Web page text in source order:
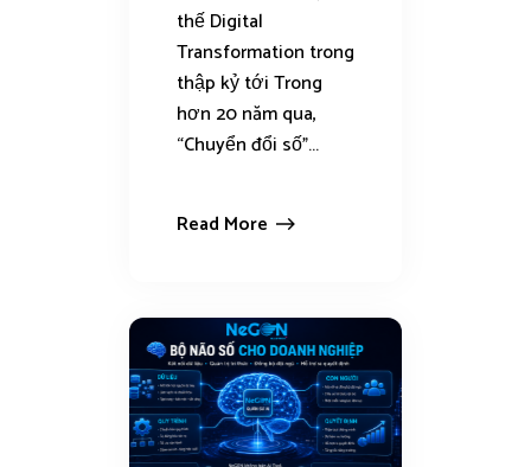
thế Digital
Transformation trong
thập kỷ tới Trong
hơn 20 năm qua,
“Chuyển đổi số”...
Read More